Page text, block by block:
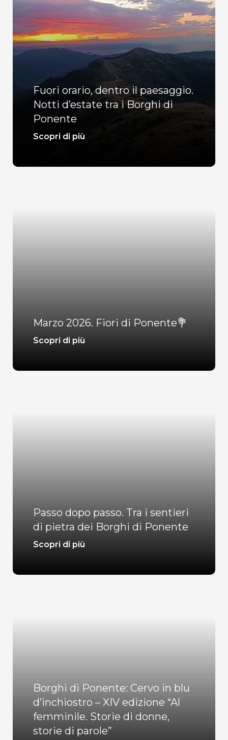
Fuori orario, dentro il paesaggio.
Notti d’estate tra i Borghi di
Ponente
Scopri di più
Marzo 2026. Fiori di Ponente💐
Scopri di più
Passo dopo passo. Tra i sentieri
di pietra dei Borghi di Ponente
Scopri di più
Borghi di Ponente: Cervo in blu
d’inchiostro – XIV edizione “Al
femminile. Storie di donne,
storie di parole”